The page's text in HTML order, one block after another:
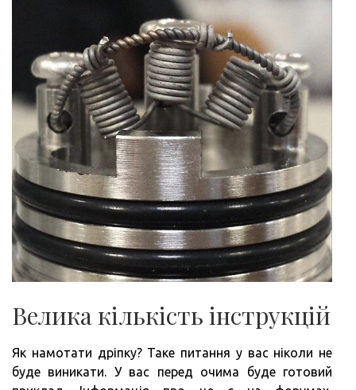
Велика кількість інструкцій
Як намотати дріпку? Таке питання у вас ніколи не
буде виникати. У вас перед очима буде готовий